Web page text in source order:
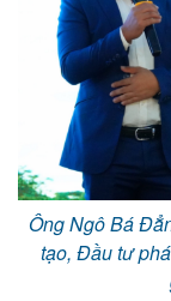
Ông Ngô Bá
tạo, Đầu tư